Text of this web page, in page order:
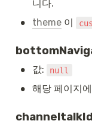
니다.
• theme 이
• 값: null
• 해당 페이지
channeltalkId